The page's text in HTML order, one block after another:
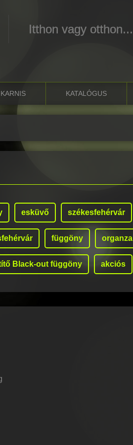
Itthon vagy otthon...
KARNIS KATALÓGUS
esküvő székesfehérvár
függöny organza
Black-out függöny akciós